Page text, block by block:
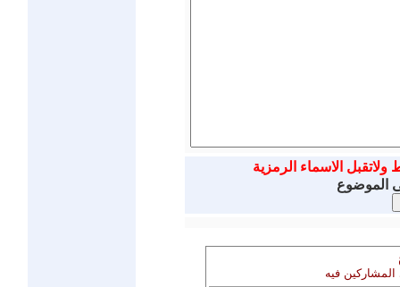
ولاتقبل الاسماء الرمزية
الموضوع
المشاركين فيه